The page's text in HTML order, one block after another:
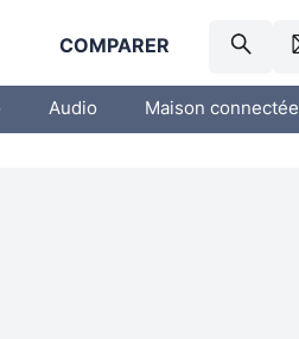
COMPARER
Audio Maison connectée